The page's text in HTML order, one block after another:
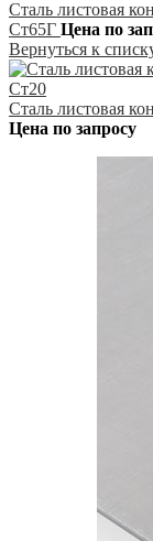
Сталь листовая
Ст65Г Цена по
Вернуться к
Сталь листовая
Цена по запросу